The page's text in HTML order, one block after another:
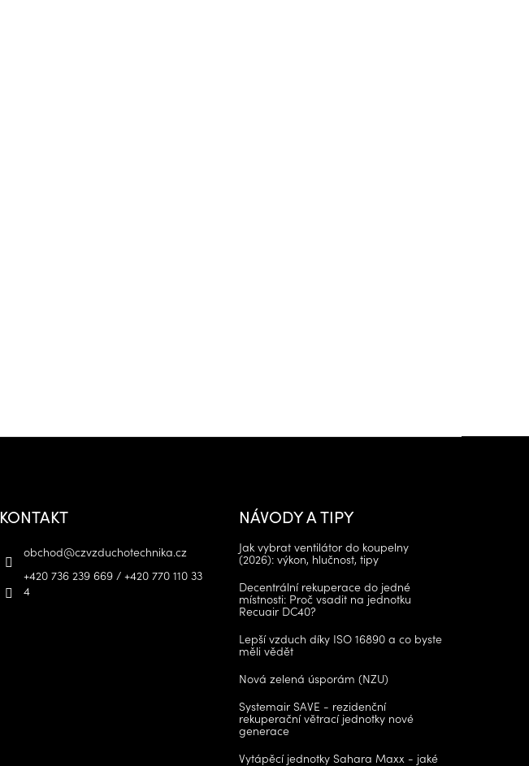
KONTAKT
obchod@czvzduchotechnika.cz
+420 736 239 669 / +420 770 110 33
4
NÁVODY A TIPY
Jak vybrat ventilátor do koupelny
(2026): výkon, hlučnost, tipy
Decentrální rekuperace do jedné
místnosti: Proč vsadit na jednotku
Recuair DC40?
Lepší vzduch díky ISO 16890 a co byste
měli vědět
Nová zelená úsporám (NZU)
Systemair SAVE - rezidenční
rekuperační větrací jednotky nové
generace
Vytápěcí jednotky Sahara Maxx - jaké